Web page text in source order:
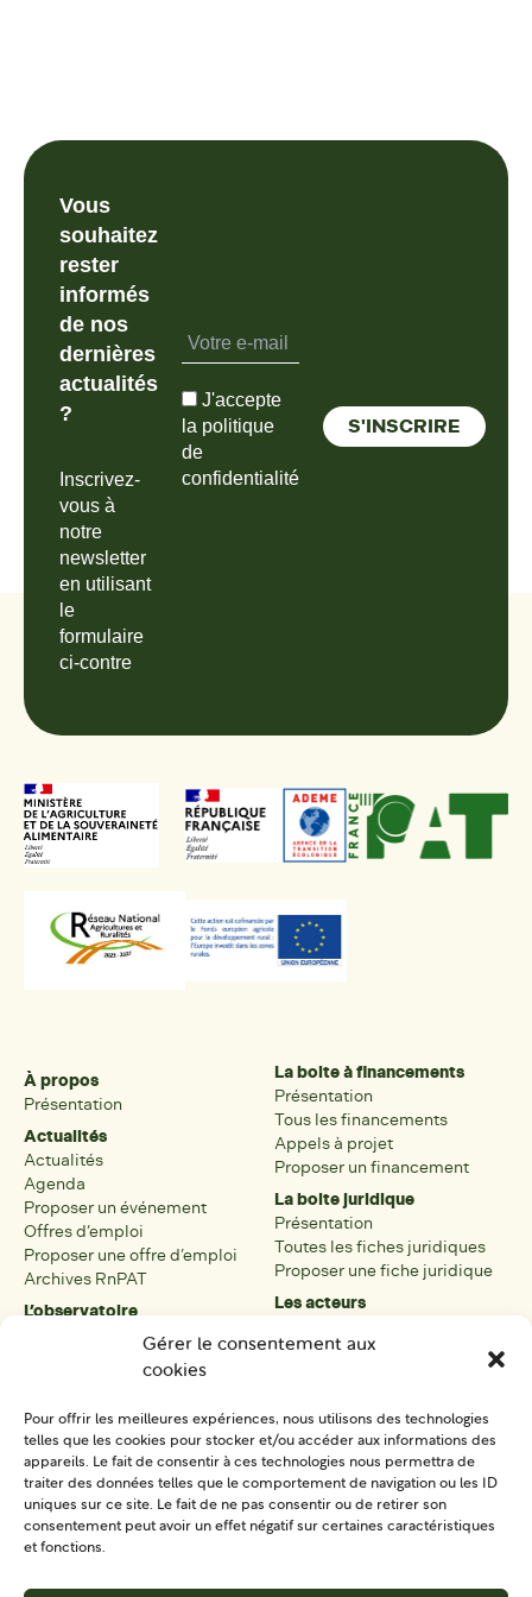
Gérer le consentement aux
cookies
Pour offrir les meilleures expériences, nous utilisons des technologies
telles que les cookies pour stocker et/ou accéder aux informations des
appareils. Le fait de consentir à ces technologies nous permettra de
traiter des données telles que le comportement de navigation ou les ID
uniques sur ce site. Le fait de ne pas consentir ou de retirer son
consentement peut avoir un effet négatif sur certaines caractéristiques
et fonctions.
Vous
souhaitez
rester
informés
de nos
dernières
actualités
?
Inscrivez-
vous à
notre
newsletter
en utilisant
le
formulaire
ci-contre
J'accepte
la politique
de
confidentialité
À propos
Présentation
Actualités
Actualités
Agenda
Proposer un événement
Offres d’emploi
Proposer une offre d’emploi
Archives RnPAT
L’observatoire
Présentation de l’observatoire
La boîte à outils
Présentation
Tous les outils
Proposer un outil
La boite à financements
Présentation
Tous les financements
Appels à projet
Proposer un financement
La boite juridique
Présentation
Toutes les fiches juridiques
Proposer une fiche juridique
Les acteurs
Tous les acteurs
CONTACT